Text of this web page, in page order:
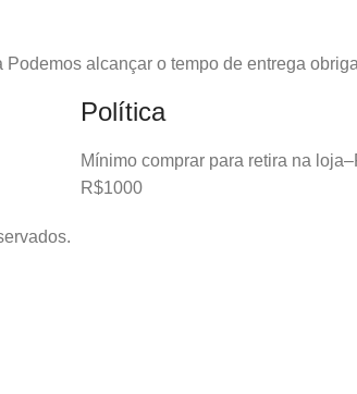
alcançar o tempo de entrega
Política
Mínimo comprar para retira na
R$1000